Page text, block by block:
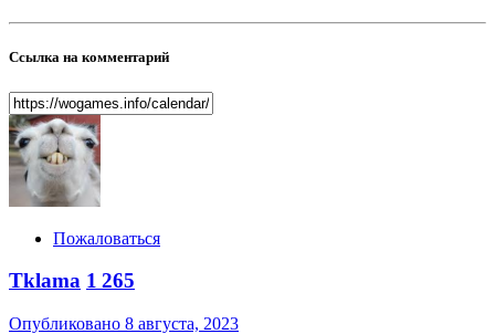
Ссылка на комментарий
Пожаловаться
Tklama 1 265
Опубликовано 8 августа, 2023